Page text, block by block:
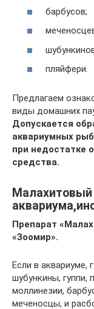
барбусов;
пляйфери.
Предлагаем
виды домашних
Допускается
аквариумных
при недостатке
средства.
Препарат
«Зоомир».
Если в аквариуме,
шубункины, гуппи,
моллинезии,
меченосцы, и